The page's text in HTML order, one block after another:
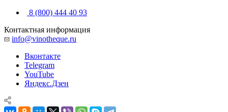
8 (800) 444 40 93
Контактная информация
info@vinotheque.ru
Вконтакте
Telegram
YouTube
Яндекс.Дзен